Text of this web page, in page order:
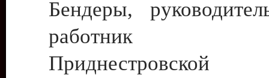
Бендеры,
работник
Приднестровской